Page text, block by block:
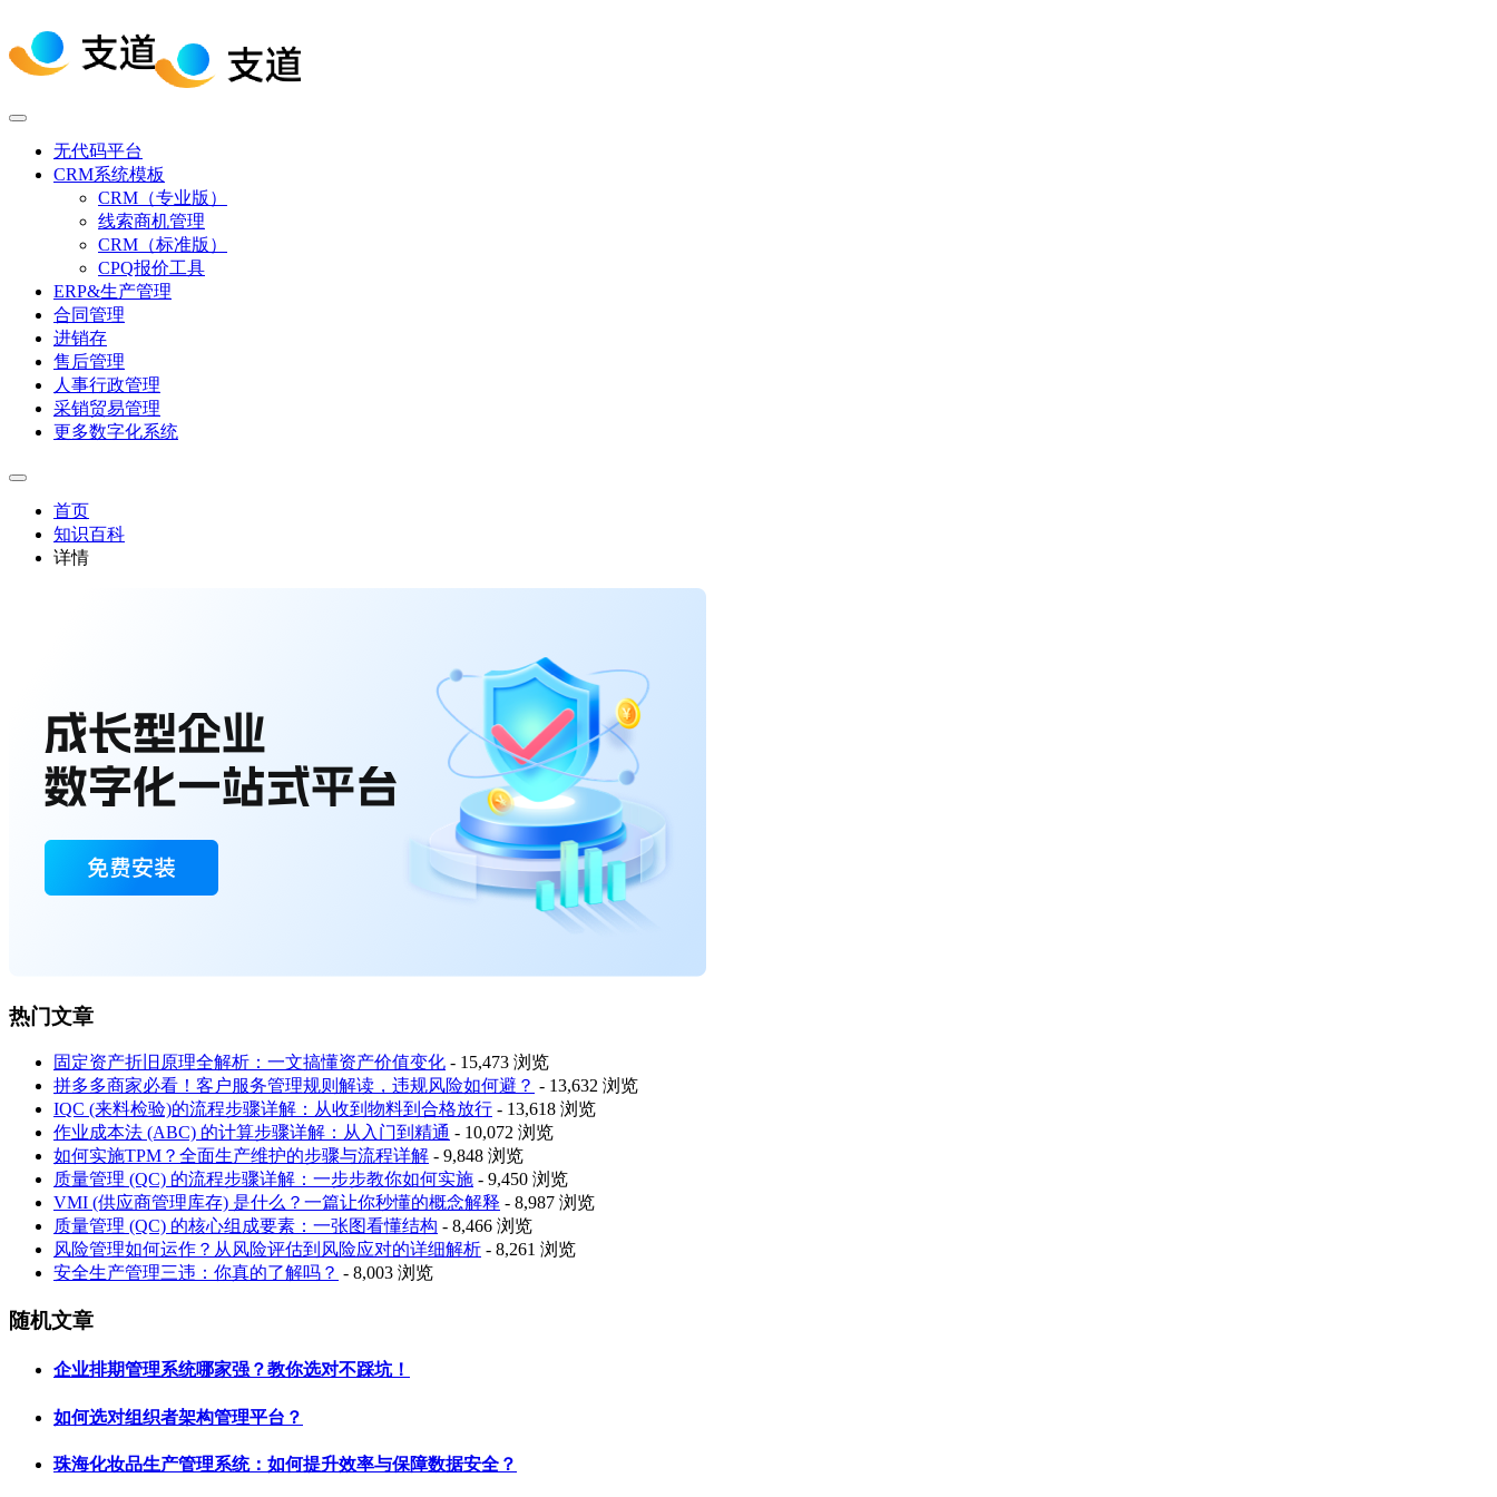
无代码平台
CRM系统模板
CRM（专业版）
线索商机管理
CRM（标准版）
CPQ报价工具
ERP&生产管理
合同管理
进销存
售后管理
人事行政管理
采销贸易管理
更多数字化系统
首页
知识百科
详情
热门文章
固定资产折旧原理全解析：一文搞懂资产价值变化 - 15,473 浏览
拼多多商家必看！客户服务管理规则解读，违规风险如何避？ - 13,632 浏览
IQC (来料检验)的流程步骤详解：从收到物料到合格放行 - 13,618 浏览
作业成本法 (ABC) 的计算步骤详解：从入门到精通 - 10,072 浏览
如何实施TPM？全面生产维护的步骤与流程详解 - 9,848 浏览
质量管理 (QC) 的流程步骤详解：一步步教你如何实施 - 9,450 浏览
VMI (供应商管理库存) 是什么？一篇让你秒懂的概念解释 - 8,987 浏览
质量管理 (QC) 的核心组成要素：一张图看懂结构 - 8,466 浏览
风险管理如何运作？从风险评估到风险应对的详细解析 - 8,261 浏览
安全生产管理三违：你真的了解吗？ - 8,003 浏览
随机文章
企业排期管理系统哪家强？教你选对不踩坑！
如何选对组织者架构管理平台？
珠海化妆品生产管理系统：如何提升效率与保障数据安全？